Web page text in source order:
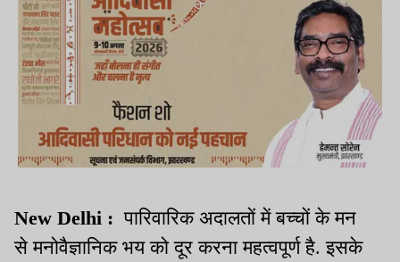
New Delhi :पारिवारिक अदालतों में बच्चों के मन
से मनोवैज्ञानिक भय को दूर करना महत्वपूर्ण है. इसके